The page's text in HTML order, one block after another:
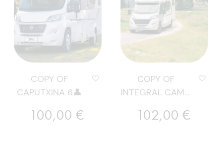
COPY OF
CAPUTXINA 6👤
Preu
100,00 €
COPY OF
INTEGRAL CAMA
Preu
102,00 €